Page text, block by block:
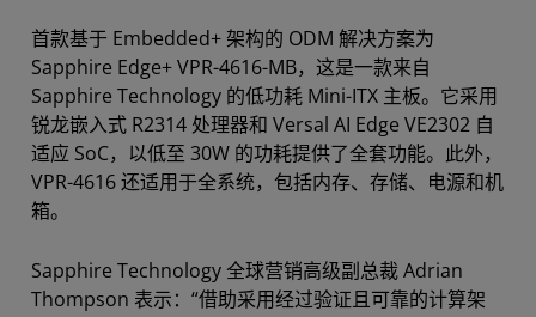
首款基于 Embedded+ 架构的 ODM 解决方案为
Sapphire Edge+ VPR-4616-MB，这是一款来自
Sapphire Technology 的低功耗 Mini-ITX 主板。它采用
锐龙嵌入式 R2314 处理器和 Versal AI Edge VE2302 自
适应 SoC，以低至 30W 的功耗提供了全套功能。此外，
VPR-4616 还适用于全系统，包括内存、存储、电源和机
箱。
Sapphire Technology 全球营销高级副总裁 Adrian
Thompson 表示：“借助采用经过验证且可靠的计算架